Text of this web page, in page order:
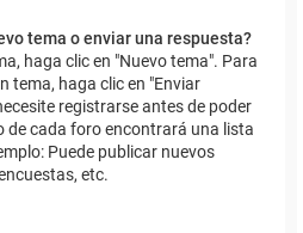
tema o enviar una respuesta?
haga clic en "Nuevo tema". Para
tema, haga clic en "Enviar
registrarse antes de poder
de cada foro encontrará una lista
Puede publicar nuevos
etc.